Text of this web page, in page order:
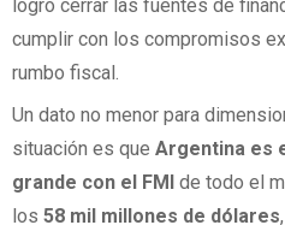
logró cerrar las fuentes de
cumplir con los compromisos
rumbo fiscal.
Un dato no menor para
situación es que Argentina es
grande con el FMI de todo el
los 58 mil millones de dólares